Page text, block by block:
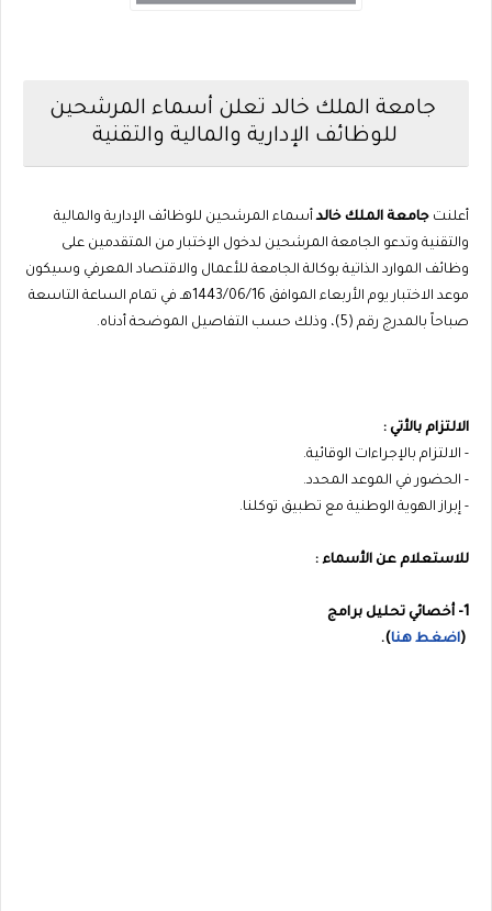
جامعة الملك خالد تعلن أسماء المرشحين
للوظائف الإدارية والمالية والتقنية
أعلنت جامعة الملك خالدأسماء المرشحين للوظائف الإدارية والمالية
والتقنية وتدعو الجامعة المرشحين لدخول الإختبار من المتقدمين على
وظائف الموارد الذاتية بوكالة الجامعة للأعمال والاقتصاد المعرفي وسيكون
موعد الاختبار يوم الأربعاء الموافق 1443/06/16هـ في تمام الساعة التاسعة
صباحاً بالمدرج رقم (5)، وذلك حسب التفاصيل الموضحة أدناه.
الالتزام بالأتي :
- الالتزام بالإجراءات الوقائية.
- الحضور في الموعد المحدد.
- إبراز الهوية الوطنية مع تطبيق توكلنا.
للاستعلام عن الأسماء :
1- أخصائي تحليل برامج
(اضغط هنا).